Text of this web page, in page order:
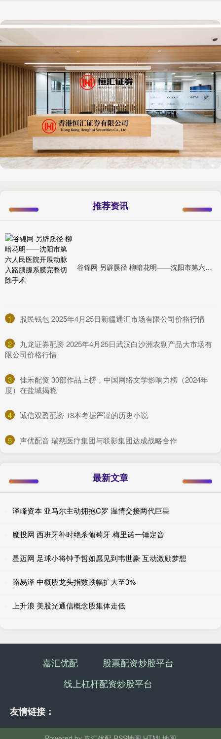
推荐资讯
谷锦网 另辟蹊径 柳暗花明——沈阳市第六人民医院开展动脉入路胰腺系膜完整切除手术
1 ​股民钱包 2025年4月25日新疆通汇市场有限公司价格行情
2
​九龙证券配资 2025年4月25日武汉白沙洲农副产品大市场有
限公司价格行情
3
​佳禾配资 30部作品上榜，中国网络文学影响力榜（2024年
度）在盐城揭晓
4 ​诚信双盈配资 18本考据严谨的历史小说
5 ​声优配音 瑞慈医疗集团与联影集团达成战略合作
最新文章
泽峰资本 亚马尔主动拥抱C罗 温情交接两代巨星
魔投网 西班牙补时绝杀葡萄牙 梅里诺一锤定音
星迈网 足球小将钟予哲如愿见到韦世豪 互动激励梦想
路易泽 中概股龙头指数跌幅扩大至3%
上升浪 美股光通信概念股集体走低
嘉汇优配
股票配资炒股平台
线上杠杆配资炒股平台
友情链接：